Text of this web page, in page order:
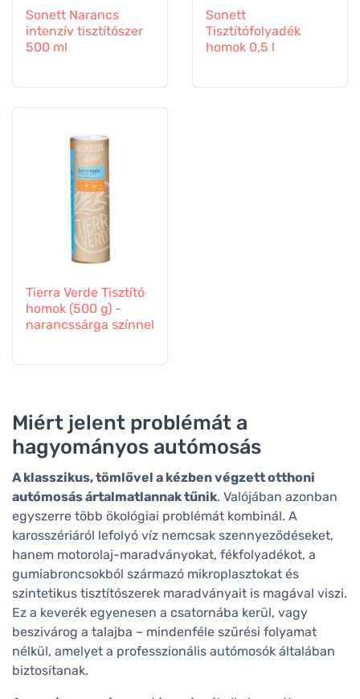
Sonett Narancs
intenzív tisztítószer
500 ml
Sonett
Tisztítófolyadék
homok 0,5 l
Tierra Verde Tisztító
homok (500 g) -
narancssárga színnel
Miért jelent problémát a
hagyományos autómosás
A klasszikus, tömlővel a kézben végzett otthoni
autómosás ártalmatlannak tűnik. Valójában azonban
egyszerre több ökológiai problémát kombinál. A
karosszériáról lefolyó víz nemcsak szennyeződéseket,
hanem motorolaj-maradványokat, fékfolyadékot, a
gumiabroncsokból származó mikroplasztokat és
szintetikus tisztítószerek maradványait is magával viszi.
Ez a keverék egyenesen a csatornába kerül, vagy
beszivárog a talajba – mindenféle szűrési folyamat
nélkül, amelyet a professzionális autómosók általában
biztosítanak.